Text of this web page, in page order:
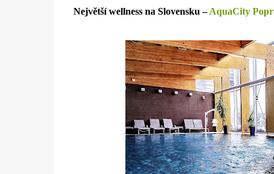
Největší wellness na Slovensku –AquaCity